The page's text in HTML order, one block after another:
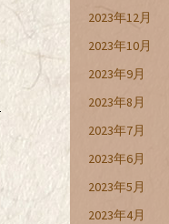
2023年12月
2023年10月
2023年9月
2023年8月
2023年7月
2023年6月
2023年5月
2023年4月